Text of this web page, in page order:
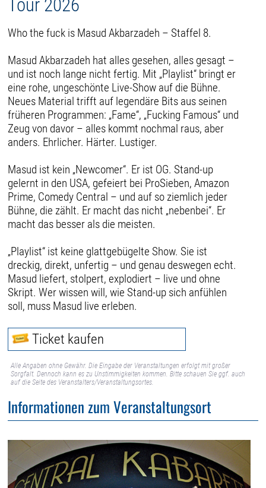
Tour 2026
Who the fuck is Masud Akbarzadeh – Staffel 8.
Masud Akbarzadeh hat alles gesehen, alles gesagt –
und ist noch lange nicht fertig. Mit „Playlist“ bringt er
eine rohe, ungeschönte Live-Show auf die Bühne.
Neues Material trifft auf legendäre Bits aus seinen
früheren Programmen: „Fame“, „Fucking Famous“ und
Zeug von davor – alles kommt nochmal raus, aber
anders. Ehrlicher. Härter. Lustiger.
Masud ist kein „Newcomer“. Er ist OG. Stand-up
gelernt in den USA, gefeiert bei ProSieben, Amazon
Prime, Comedy Central – und auf so ziemlich jeder
Bühne, die zählt. Er macht das nicht „nebenbei“. Er
macht das besser als die meisten.
„Playlist“ ist keine glattgebügelte Show. Sie ist
dreckig, direkt, unfertig – und genau deswegen echt.
Masud liefert, stolpert, explodiert – live und ohne
Skript. Wer wissen will, wie Stand-up sich anfühlen
soll, muss Masud live erleben.
Ticket kaufen
Alle Angaben ohne Gewähr. Die Eingabe der Veranstaltungen erfolgt mit großer
Sorgfalt. Dennoch kann es zu Unstimmigkeiten kommen. Bitte schauen Sie ggf. auch
auf die Seite des Veranstalters/Veranstaltungsortes.
Informationen zum Veranstaltungsort